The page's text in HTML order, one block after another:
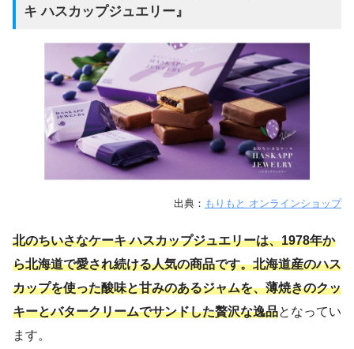
キ ハスカップジュエリー』
出典： もりもと オンラインショップ
北のちいさなケーキ ハスカップジュエリーは、1978年か
ら北海道で愛され続ける人気の商品です。北海道産のハス
カップを使った酸味と甘みのあるジャムを、薄焼きのクッ
キーとバタークリームでサンドした贅沢な逸品となってい
ます。